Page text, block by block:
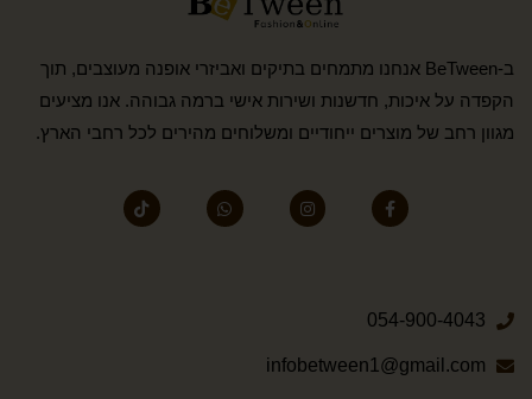
ב-BeTween אנחנו מתמחים בתיקים ואביזרי אופנה מעוצבים, תוך
הקפדה על איכות, חדשנות ושירות אישי ברמה גבוהה. אנו מציעים
מגוון רחב של מוצרים ייחודיים ומשלוחים מהירים לכל רחבי הארץ.
054-900-4043
infobetween1@gmail.com